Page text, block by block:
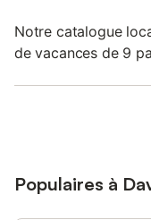
Notre catalogue
de vacances de 9
Populaires à